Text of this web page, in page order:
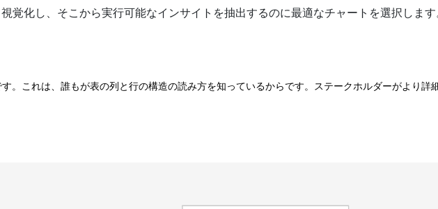
覚化し、そこから実行可能なインサイトを抽出するのに最適なチャートを選択します
これは、誰もが表の列と行の構造の読み方を知っているからです。ステークホルダーがより